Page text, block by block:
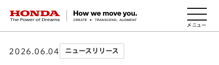
HONDA The Power of Dreams
2026.06.04 ニュースリリース